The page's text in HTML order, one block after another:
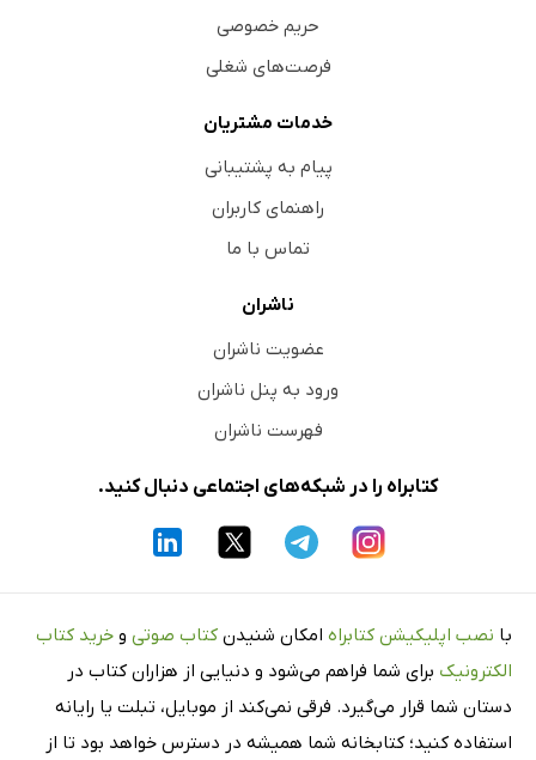
حریم خصوصی
فرصت‌های شغلی
خدمات مشتریان
پیام به پشتیبانی
راهنمای کاربران
تماس با ما
ناشران
عضویت ناشران
ورود به پنل ناشران
فهرست ناشران
کتابراه را در شبکه‌های اجتماعی دنبال کنید.
با نصب اپلیکیشن کتابراه امکان شنیدن کتاب صوتی و خرید کتاب
الکترونیک برای شما فراهم می‌شود و دنیایی از هزاران کتاب در
دستان شما قرار می‌گیرد. فرقی نمی‌کند از موبایل، تبلت یا رایانه
استفاده کنید؛ کتابخانه شما همیشه در دسترس خواهد بود تا از